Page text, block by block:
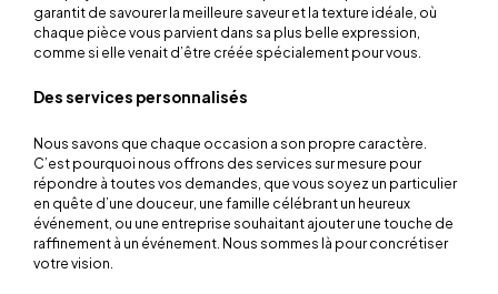
garantit de savourer la meilleure saveur et la texture idéale, où
chaque pièce vous parvient dans sa plus belle expression,
comme si elle venait d’être créée spécialement pour vous.
Des services personnalisés
Nous savons que chaque occasion a son propre caractère.
C’est pourquoi nous offrons des services sur mesure pour
répondre à toutes vos demandes, que vous soyez un particulier
en quête d’une douceur, une famille célébrant un heureux
événement, ou une entreprise souhaitant ajouter une touche de
raffinement à un événement. Nous sommes là pour concrétiser
votre vision.